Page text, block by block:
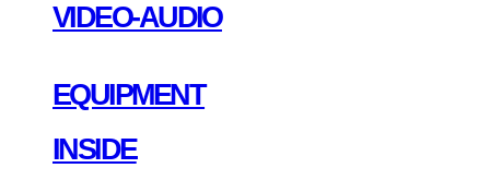
VIDEO-AUDIO
EQUIPMENT
INSIDE